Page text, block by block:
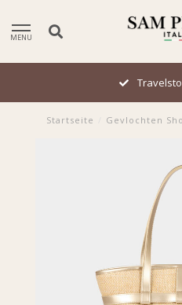
MENU
Startseite Gevlochten